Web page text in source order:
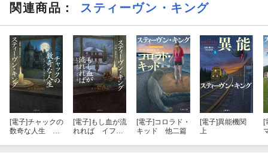
関連商品 ： スティーヴン・キング
[電子]チャックの
数奇な人生 イ
[電子] もし血が流
れれば イフ・
[電子]コロラド・
キッド 他二篇
[電子]異能機関
上
[